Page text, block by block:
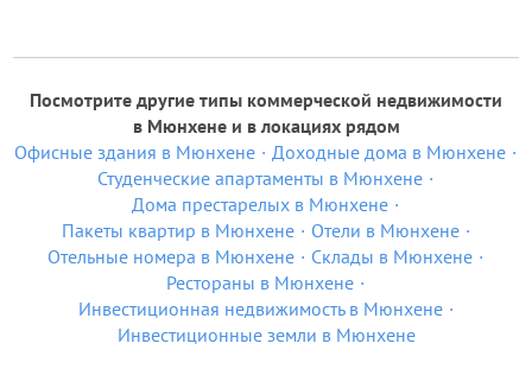
Посмотрите другие типы коммерческой недвижимости
в Мюнхене и в локациях рядом
Офисные здания в Мюнхене
Доходные дома в Мюнхене
Студенческие апартаменты в Мюнхене
Дома престарелых в Мюнхене
Пакеты квартир в Мюнхене
Отели в Мюнхене
Отельные номера в Мюнхене
Склады в Мюнхене
Рестораны в Мюнхене
Инвестиционная недвижимость в Мюнхене
Инвестиционные земли в Мюнхене